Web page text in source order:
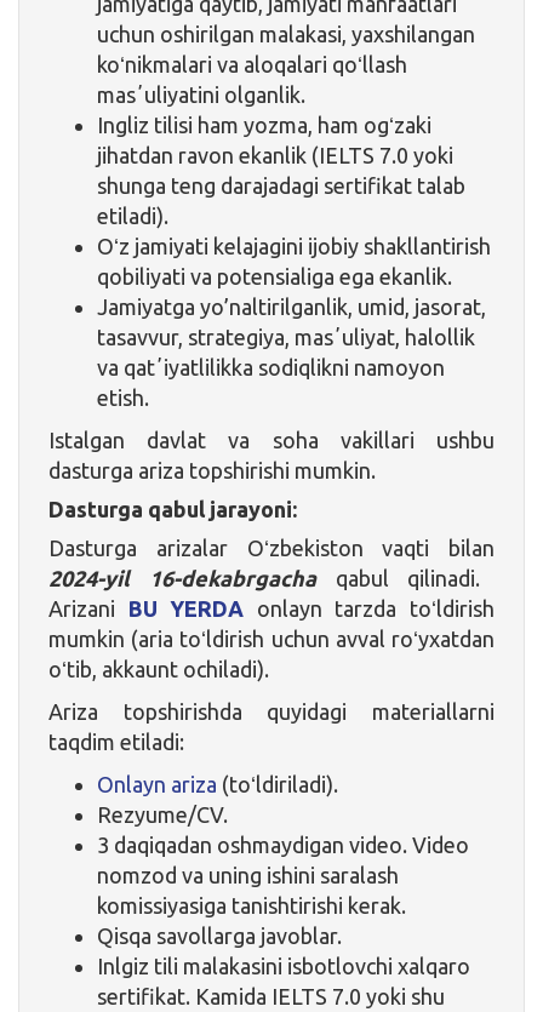
uchun oshirilgan malakasi, yaxshilangan
koʻnikmalari va aloqalari qoʻllash
masʼuliyatini olganlik.
Ingliz tilisi ham yozma, ham ogʻzaki
jihatdan ravon ekanlik (IELTS 7.0 yoki
shunga teng darajadagi sertifikat talab
etiladi).
Oʻz jamiyati kelajagini ijobiy shakllantirish
qobiliyati va potensialiga ega ekanlik.
Jamiyatga yo’naltirilganlik, umid, jasorat,
tasavvur, strategiya, masʼuliyat, halollik
va qatʼiyatlilikka sodiqlikni namoyon
etish.
Istalgan davlat va soha vakillari ushbu
dasturga ariza topshirishi mumkin.
Dasturga qabul jarayoni:
Dasturga arizalar Oʻzbekiston vaqti bilan
2024-yil 16-dekabrgachaqabul qilinadi.
Arizani BU YERDA onlayn tarzda toʻldirish
mumkin (aria toʻldirish uchun avval roʻyxatdan
oʻtib, akkaunt ochiladi).
Ariza topshirishda quyidagi materiallarni
taqdim etiladi:
Onlayn ariza (toʻldiriladi).
Rezyume/CV.
3 daqiqadan oshmaydigan video. Video
nomzod va uning ishini saralash
komissiyasiga tanishtirishi kerak.
Qisqa savollarga javoblar.
Inlgiz tili malakasini isbotlovchi xalqaro
sertifikat. Kamida IELTS 7.0 yoki shu